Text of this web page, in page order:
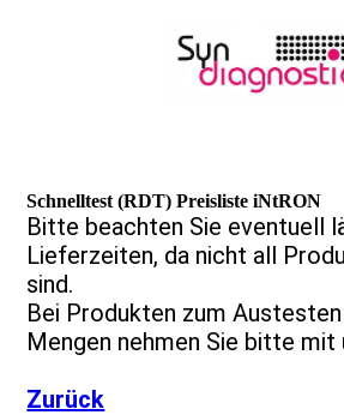
Schnelltest (RDT) Preisliste iNtRON
Bitte beachten Sie eventuell
Lieferzeiten, da nicht all
sind.
Bei Produkten zum
Mengen nehmen Sie bitte
Zurück